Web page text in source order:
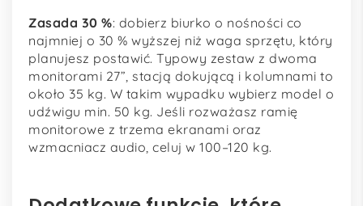
Zasada 30 %: dobierz biurko o nośności co
najmniej o 30 % wyższej niż waga sprzętu, który
planujesz postawić. Typowy zestaw z dwoma
monitorami 27”, stacją dokującą i kolumnami to
około 35 kg. W takim wypadku wybierz model o
udźwigu min. 50 kg. Jeśli rozważasz ramię
monitorowe z trzema ekranami oraz
wzmacniacz audio, celuj w 100–120 kg.